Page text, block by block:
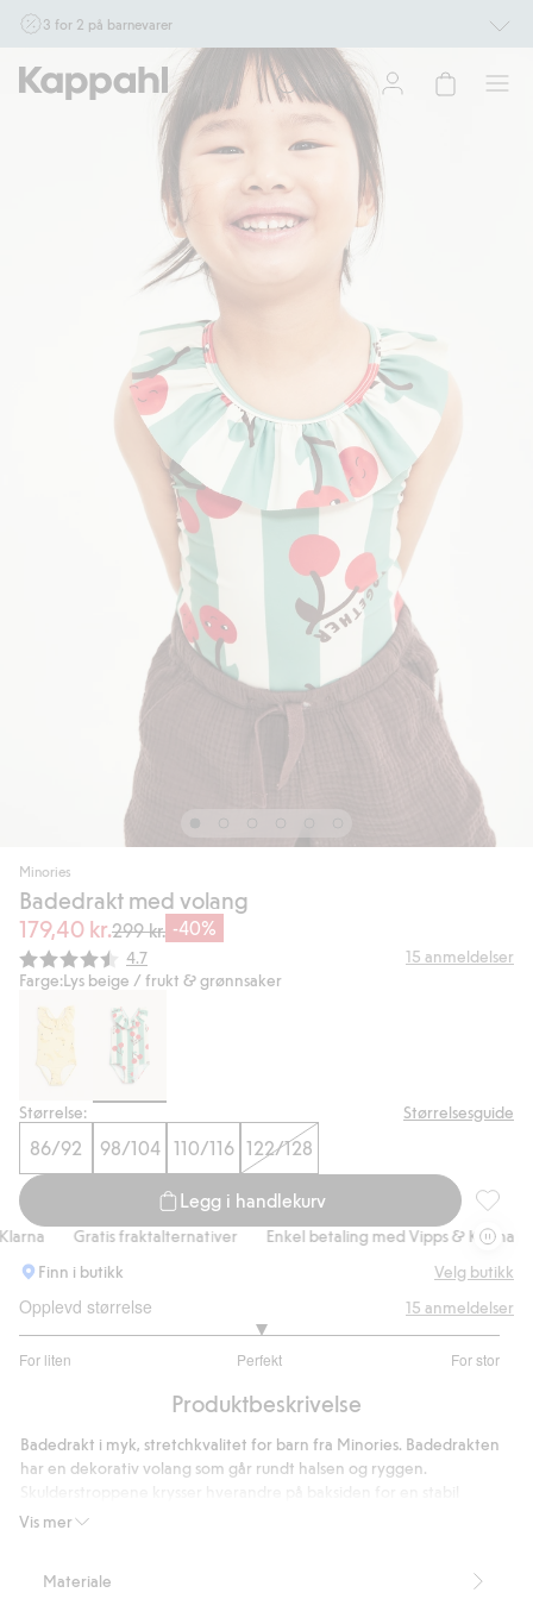
3 for 2 på barnevarer
Ikke Newbie. Gjelder når du handler 2 eller flere varer som inngår i tilbudet tom.
17/8 i butikk & online for deg som er eller blir medlem. Kan ikke kombineres med
andre tilbud eller rabatter.
Handle nå
Minories
Badedrakt med volang
179,40 kr.299 kr. -40%
Gjennomsnittskarakter:
4.7 15 anmeldelser
Farge:Lys beige / frukt & grønnsaker
Størrelse: Størrelsesguide
86/92 98/104 110/116 122/128
Legg i handlekurv
Gratis fraktalternativer Enkel betaling med Vipps & Klarna
Finn i butikk
Velg butikk
Opplevd størrelse
For liten Perfekt For stor
av
12
stemmer
15 anmeldelser
Produktbeskrivelse
Vis mer
Badedrakt i myk, stretchkvalitet for barn fra Minories. Badedrakten
har en dekorativ volang som går rundt halsen og ryggen.
passform som holder seg på plass selv under aktiv lek. En nydelig
Volanger.
Materiale